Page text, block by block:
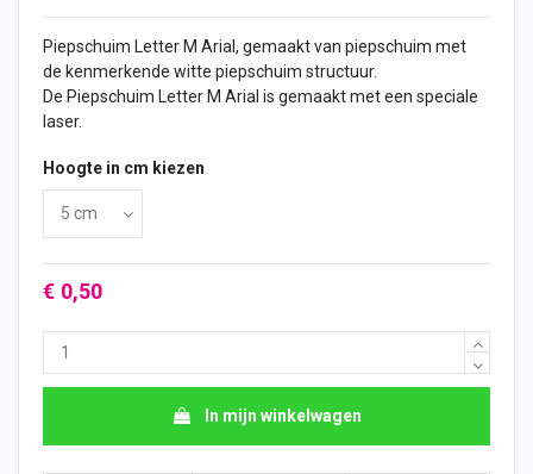
Piepschuim Letter M Arial, gemaakt van piepschuim met
de kenmerkende witte piepschuim structuur.
De Piepschuim Letter M Arial is gemaakt met een speciale
laser.
Hoogte in cm kiezen
€ 0,50
In mijn winkelwagen